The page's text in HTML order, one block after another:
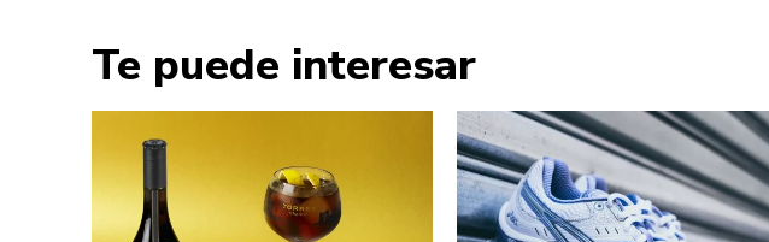
Te puede interesar